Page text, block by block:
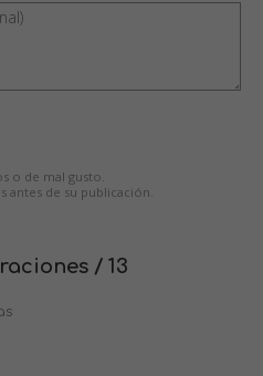
o de mal gusto.
antes de su publicación.
/ 13